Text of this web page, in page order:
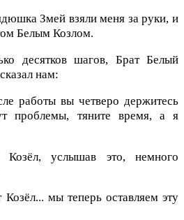
Змей взяли меня за руки, и
Белым Козлом.
десятков шагов, Брат Белый
нам:
работы вы четверо держитесь
проблемы, тяните время, а я
услышав это, немного
мы теперь оставляем эту